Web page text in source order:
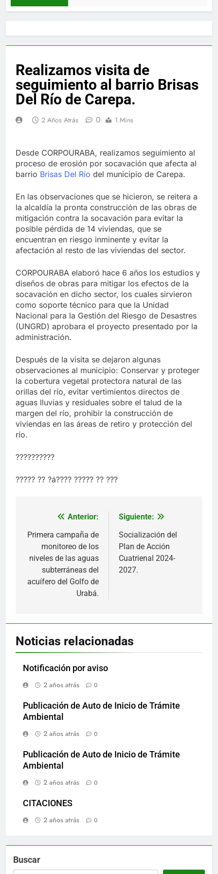
Realizamos visita de
seguimiento al barrio Brisas
Del Río de Carepa.
2 Años Atrás 0 1 Mins
Desde CORPOURABA, realizamos seguimiento al
proceso de erosión por socavación que afecta al
barrio Brisas Del Río del municipio de Carepa.
En las observaciones que se hicieron, se reitera a
la alcaldía la pronta construcción de las obras de
mitigación contra la socavación para evitar la
posible pérdida de 14 viviendas, que se
encuentran en riesgo inminente y evitar la
afectación al resto de las viviendas del sector.
CORPOURABA elaboró hace 6 años los estudios y
diseños de obras para mitigar los efectos de la
socavación en dicho sector, los cuales sirvieron
como soporte técnico para que la Unidad
Nacional para la Gestión del Riesgo de Desastres
(UNGRD) aprobara el proyecto presentado por la
administración.
Después de la visita se dejaron algunas
observaciones al municipio: Conservar y proteger
la cobertura vegetal protectora natural de las
orillas del río, evitar vertimientos directos de
aguas lluvias y residuales sobre el talud de la
margen del río, prohibir la construcción de
viviendas en las áreas de retiro y protección del
río.
??????????
????? ?? ?á???? ????? ?? ???
Navegación
de
entradas
Anterior:
Primera campaña de
monitoreo de los
niveles de las aguas
subterráneas del
acuífero del Golfo de
Urabá.
Siguiente:
Socialización del
Plan de Acción
Cuatrienal 2024-
2027.
Noticias relacionadas
Notificación por aviso
2 años atrás
0
Publicación de Auto de Inicio de Trámite
Ambiental
2 años atrás
0
Publicación de Auto de Inicio de Trámite
Ambiental
2 años atrás
0
CITACIONES
2 años atrás
0
Buscar